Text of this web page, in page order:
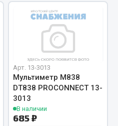
Арт. 13-3013
Мультиметр M838
DT838 PROCONNECT 13-
3013
В наличии
685 ₽